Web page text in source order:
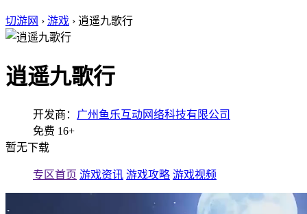
切游网 › 游戏 › 逍遥九歌行
逍遥九歌行
开发商： 广州鱼乐互动网络科技有限公司
免费 16+
暂无下载
专区首页 游戏资讯 游戏攻略 游戏视频